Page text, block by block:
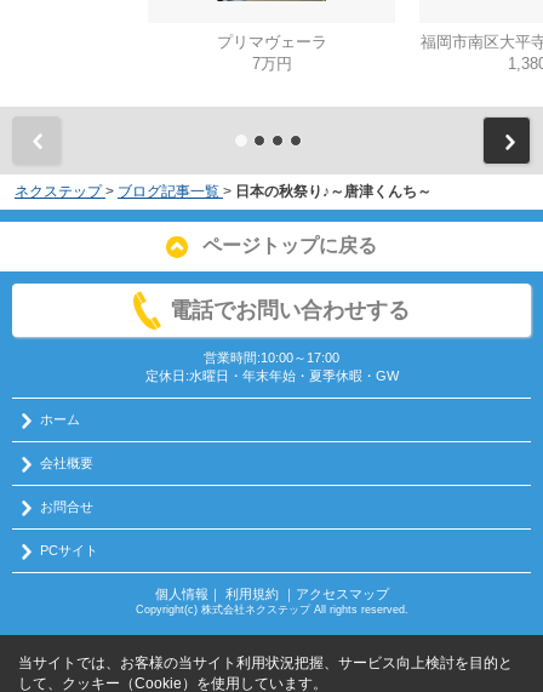
プリマヴェーラ
7万円
福岡市南区大平
ネクステップ > ブログ記事一覧 > 日本の秋祭り♪～唐津くんち～
ページトップに戻る
電話でお問い合わせする
営業時間:10:00～17:00
定休日:水曜日・年末年始・夏季休暇・GW
ホーム
会社概要
お問合せ
PCサイト
個人情報 ｜ 利用規約｜ アクセスマップ
Copyright(c) 株式会社ネクステップ All rights reserved.
当サイトでは、お客様の当サイト利用状況把握、サービス向上検討を目的と
して、クッキー（Cookie）を使用しています。